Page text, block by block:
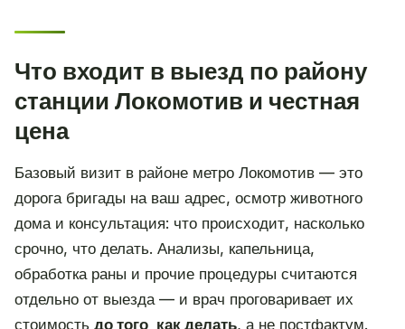
Что входит в выезд по району
станции Локомотив и честная
цена
Базовый визит в районе метро Локомотив — это
дорога бригады на ваш адрес, осмотр животного
дома и консультация: что происходит, насколько
срочно, что делать. Анализы, капельница,
обработка раны и прочие процедуры считаются
отдельно от выезда — и врач проговаривает их
стоимость до того, как делать, а не постфактум.